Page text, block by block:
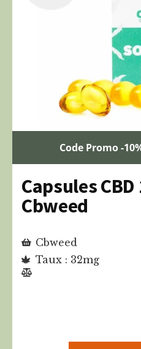
Code Promo -
Capsules
Cbweed
Cbweed
Taux : 32mg